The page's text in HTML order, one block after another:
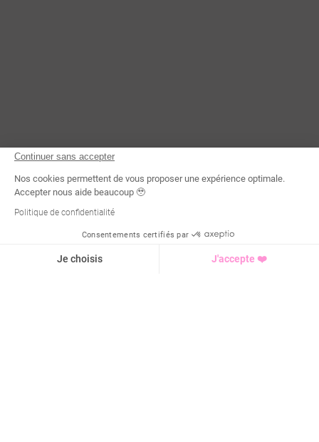
Continuer sans accepter
Nos cookies permettent de vous proposer une expérience optimale.
Accepter nous aide beaucoup 🥹
Politique de confidentialité
Consentements certifiés par
Je choisis J'accepte ❤️